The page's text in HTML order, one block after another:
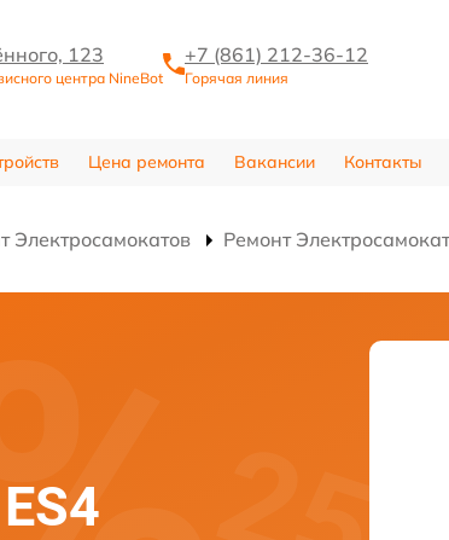
123
центра NineBot
+7 (861) 212-36-12
Горячая линия
Цена ремонта Вакансии Контакты
Электросамокатов Ремонт